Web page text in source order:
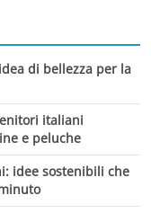
di bellezza per la
italiani
e peluche
idee sostenibili che